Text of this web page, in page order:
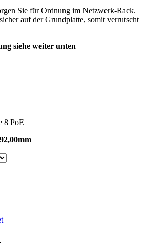
Sie für Ordnung im Netzwerk-Rack.
auf der Grundplatte, somit verrutscht
siehe weiter unten
8 PoE